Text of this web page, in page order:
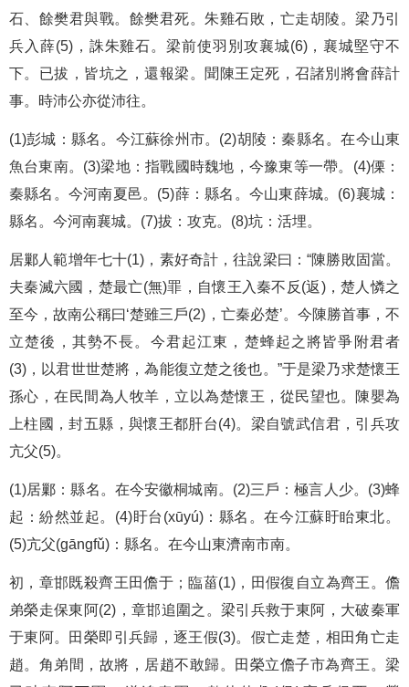
石、餘樊君與戰。餘樊君死。朱雞石敗，亡走胡陵。梁乃引
兵入薛(5)，誅朱雞石。梁前使羽別攻襄城(6)，襄城堅守不
下。已拔，皆坑之，還報梁。聞陳王定死，召諸別將會薛計
事。時沛公亦從沛往。
(1)彭城：縣名。今江蘇徐州市。(2)胡陵：秦縣名。在今山東
魚台東南。(3)梁地：指戰國時魏地，今豫東等一帶。(4)傈：
秦縣名。今河南夏邑。(5)薛：縣名。今山東薛城。(6)襄城：
縣名。今河南襄城。(7)拔：攻克。(8)坑：活埋。
居鄛人範增年七十(1)，素好奇計，往說梁曰：“陳勝敗固當。
夫秦滅六國，楚最亡(無)罪，自懷王入秦不反(返)，楚人憐之
至今，故南公稱曰‘楚雖三戶(2)，亡秦必楚’。今陳勝首事，不
立楚後，其勢不長。今君起江東，楚蜂起之將皆爭附君者
(3)，以君世世楚將，為能復立楚之後也。”于是梁乃求楚懷王
孫心，在民間為人牧羊，立以為楚懷王，從民望也。陳嬰為
上柱國，封五縣，與懷王都肝台(4)。梁自號武信君，引兵攻
亢父(5)。
(1)居鄛：縣名。在今安徽桐城南。(2)三戶：極言人少。(3)蜂
起：紛然並起。(4)盱台(xūyú)：縣名。在今江蘇盱眙東北。
(5)亢父(gāngfǔ)：縣名。在今山東濟南市南。
初，章邯既殺齊王田儋于；臨菑(1)，田假復自立為齊王。儋
弟榮走保東阿(2)，章邯追圍之。梁引兵救于東阿，大破秦軍
于東阿。田榮即引兵歸，逐王假(3)。假亡走楚，相田角亡走
趙。角弟間，故將，居趙不敢歸。田榮立儋子市為齊王。梁